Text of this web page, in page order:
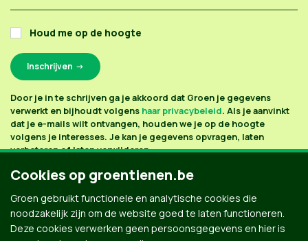
Houd me op de hoogte
Door je in te schrijven ga je akkoord dat Groen je gegevens
verwerkt en bijhoudt volgens haar privacybeleid. Als je aanvinkt
dat je e-mails wilt ontvangen, houden we je op de hoogte
volgens je interesses. Je kan je gegevens opvragen, laten
verbeteren of laten verwijderen.
Cookies op groentienen.be
Groen gebruikt functionele en analytische cookies die
noodzakelijk zijn om de website goed te laten functioneren.
Deze cookies verwerken geen persoonsgegevens en hier is